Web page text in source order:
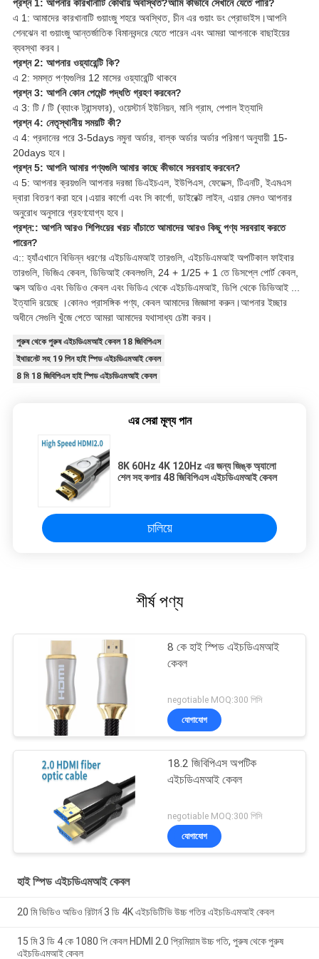
প্রশ্ন 1: আপনার কারখানাটি কোথায় অবস্থিত?আমি কীভাবে সেখানে যেতে পারি?
এ 1: আমাদের কারখানাটি গুয়াংজু শহরে অবস্থিত, চীন এর গুয়াং ডং প্রোভাইস।আপনি
শেনঝেন বা গুয়াংজু আন্তর্জাতিক বিমানবন্দরে যেতে পারেন এবং আমরা আপনাকে বাছাইয়ের
ব্যবস্থা করব।
প্রশ্ন 2: আপনার ওয়্যারেন্টি কি?
এ 2: সমস্ত পণ্যগুলির 12 মাসের ওয়্যারেন্টি থাকবে
প্রশ্ন 3: আপনি কোন পেমেন্ট পদ্ধতি গ্রহণ করবেন?
এ 3: টি / টি (ব্যাংক ট্রান্সফার), ওয়েস্টার্ন ইউনিয়ন, মানি গ্রাম, পেপাল ইত্যাদি
প্রশ্ন 4: নেতৃস্থানীয় সময়টি কী?
এ 4: প্রদানের পরে 3-5days নমুনা অর্ডার, বাল্ক অর্ডার অর্ডার পরিমাণ অনুযায়ী 15-
20days হবে।
প্রশ্ন 5: আপনি আমার পণ্যগুলি আমার কাছে কীভাবে সরবরাহ করবেন?
এ 5: আপনার ক্রয়গুলি আপনার দরজা ডিএইচএল, ইউপিএস, ফেডেক্স, টিএনটি, ইএমএস
দ্বারা বিতরণ করা হবে।এয়ার কার্গো এবং সি কার্গো, ডাইরেক্ট লাইন, এয়ার মেলও আপনার
অনুরোধ অনুসারে গ্রহণযোগ্য হবে।
প্রশ্ন:: আপনি আরও শিপিংয়ের খরচ বাঁচাতে আমাদের আরও কিছু পণ্য সরবরাহ করতে
পারেন?
এ:: হ্যাঁএখানে বিভিন্ন ধরণের এইচডিএমআই তারগুলি, এইচডিএমআই অপটিকাল ফাইবার
তারগুলি, ভিজিএ কেবল, ডিভিআই কেবলগুলি, 24 + 1/25 + 1 তে ডিসপ্লে পোর্ট কেবল,
অক্স অডিও এবং ভিডিও কেবল এবং ভিডিএ থেকে এইচডিএমআই, ডিপি থেকে ডিভিআই ...
ইত্যাদি রয়েছে ।কোনও প্রাসঙ্গিক পণ্য, কেবল আমাদের জিজ্ঞাসা করুন।আপনার ইচ্ছার
অধীনে সেগুলি খুঁজে পেতে আমরা আমাদের যথাসাধ্য চেষ্টা করব।
পুরুষ থেকে পুরুষ এইচডিএমআই কেবল 18 জিবিপিএস
ইথারনেট সহ 19 পিন হাই স্পিড এইচডিএমআই কেবল
8 মি 18 জিবিপিএস হাই স্পিড এইচডিএমআই কেবল
এর সেরা মূল্য পান
8K 60Hz 4K 120Hz এর জন্য জিঙ্ক অ্যালো
শেল সহ কপার 48 জিবিপিএস এইচডিএমআই কেবল
চালিয়ে
শীর্ষ পণ্য
8 কে হাই স্পিড এইচডিএমআই
কেবল
negotiable MOQ:300 পিসি
যোগাযোগ
18.2 জিবিপিএস অপটিক
এইচডিএমআই কেবল
negotiable MOQ:300 পিসি
যোগাযোগ
হাই স্পিড এইচডিএমআই কেবল
20 মি ভিডিও অডিও রিটার্ন 3 ডি 4K এইচডিটিভি উচ্চ গতির এইচডিএমআই কেবল
15 মি 3 ডি 4 কে 1080 পি কেবল HDMI 2.0 প্রিমিয়াম উচ্চ গতি, পুরুষ থেকে পুরুষ
এইচডিএমআই কেবল